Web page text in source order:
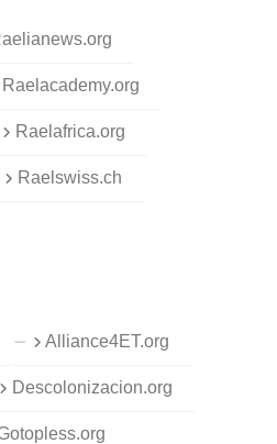
Raelacademy.org
Raelafrica.org
Raelswiss.ch
Alliance4ET.org
Descolonizacion.org